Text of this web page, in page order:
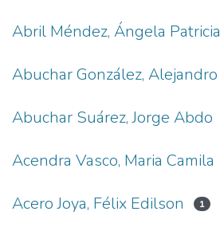
Abril Méndez, Ángela Patricia
Abuchar González, Alejandro
Abuchar Suárez, Jorge Abdo
Acendra Vasco, Maria Camila
Acero Joya, Félix Edilson 1